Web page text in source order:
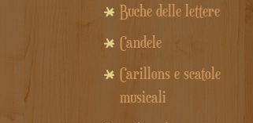
Buche delle lettere
Candele
Carillons e scatole
musicali